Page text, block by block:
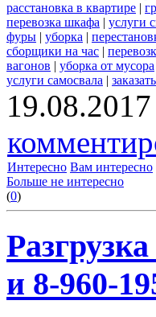
расстановка в квартире |
перевозка шкафа | услуги
фуры | уборка |
сборщики на час |
вагонов | уборка от мусора
услуги самосвала |
Интересно Вам интересно
Больше не интересно
(0)
и 8-960-